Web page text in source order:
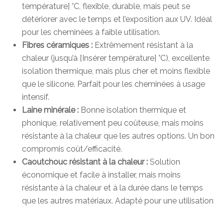
température] °C, flexible, durable, mais peut se
détériorer avec le temps et l’exposition aux UV. Idéal
pour les cheminées à faible utilisation.
Fibres céramiques : Extrêmement résistant à la
chaleur (jusqu’à [Insérer température] °C), excellente
isolation thermique, mais plus cher et moins flexible
que le silicone. Parfait pour les cheminées à usage
intensif.
Laine minérale : Bonne isolation thermique et
phonique, relativement peu coûteuse, mais moins
résistante à la chaleur que les autres options. Un bon
compromis coût/efficacité.
Caoutchouc résistant à la chaleur : Solution
économique et facile à installer, mais moins
résistante à la chaleur et à la durée dans le temps
que les autres matériaux. Adapté pour une utilisation